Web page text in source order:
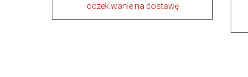
oczekiwanie na dostawę